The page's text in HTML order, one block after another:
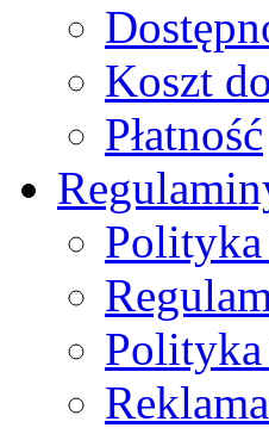
Koszt
Płatność